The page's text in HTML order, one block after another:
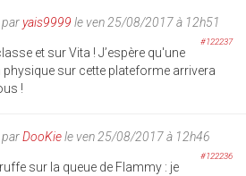
yais9999 le ven 25/08/2017 à 12h51
#122237
et sur Vita ! J’espère qu'une
sur cette plateforme arrivera
!
DooKiele ven 25/08/2017 à 12h46
#122236
sur la queue de Flammy : je